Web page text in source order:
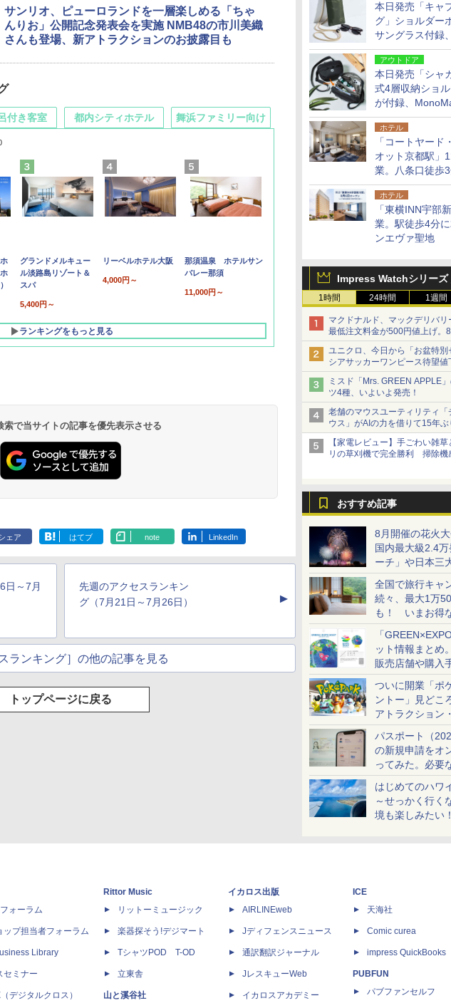
本日発売「キャ
グ」ショルダー
サングラス付録
9月号増刊
アウトドア
本日発売「シャ
式4層収納ショ
が付録、
ホテル
「コートヤード
オット京都駅」
業。八条口徒歩3
ト含む全270室
も併設
ホテル
「東横INN宇部
業。駅徒歩4分
ンエヴァ聖地
Impress Watchシリーズ
1時間 24時間 1週間
マクドナルド、マックデリバ
最低注文料金が500円値上げ。
1,500円から受付
ユニクロ、今日から「お盆特別
シアサッカーワンピース待望値
ショーツは1990円に
ミスド「Mrs. GREEN APPLE
ツ4種、いよいよ発売！
老舗のマウスユーティリティ「
ウス」がAIの力を借りて15年
化、Windows 10/11、「
る。復活記念で2026年末まで
【家電レビュー】手ごわい雑
リの草刈機で完全勝利 掃除機
おすすめ記事
8月開催の花火大
国内最大級2.4
ーチ」や日本三
ど大型イベント
全国で旅行キャ
続々、最大1万
も！ いまお得
め
「
ット情報まとめ
販売店舗や購入
ケットも解説
ついに開業「ポ
ントー」見どこ
アトラクション
配・来場前に必
パスポート（
の新規申請をオ
ってみた。必要
ホとマイナカー
はじめてのハワ
～せっかく行く
境も楽しみたい
サンリオ、ピューロランドを一層楽しめる「ちゃ
んりお」公開記念発表会を実施 NMB48の市川美織
さんも登場、新アトラクションのお披露目も
グランドメルキュー
ル淡路島リゾート＆
スパ
5,400円～
リーベルホテル大阪
4,000円～
那須温泉 ホテルサン
バレー那須
11,000円～
ランキングをもっと見る
付き客室
北陸 福井 あわら
箱根湯本温泉 ホテ
8,250円～
都内シティホテル
品川プリンスホテ
ホテルトラスティ東
舞浜ファミリー向け
舞浜ビューホテル
オリエンタルホテル
で当サイトの記事を優先表示させる
ェア はてブ note LinkedIn
日～7月
先週のアクセスランキン
グ（7月21日～7月26日）
▲
ランキング］の他の記事を見る
トップページに戻る
ォーラム
ップ担当者フォーラム
Library
セミナー
デジタルクロス）
Rittor Music
リットーミュージック
楽器探そう!デジマート
TシャツPOD T-OD
立東舎
山と溪谷社
イカロス出版
AIRLINEweb
Jディフェンスニュース
通訳翻訳ジャーナル
JレスキューWeb
イカロスアカデミー
ICE
天海社
Comic curea
impress QuickBooks
PUBFUN
パブファンセルフ